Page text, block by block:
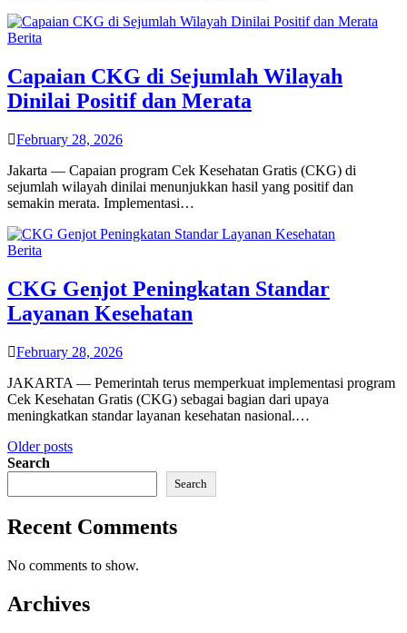
Berita
Capaian CKG di Sejumlah Wilayah
Dinilai Positif dan Merata
February 28, 2026
Jakarta — Capaian program Cek Kesehatan Gratis (CKG) di
sejumlah wilayah dinilai menunjukkan hasil yang positif dan
semakin merata. Implementasi…
Berita
CKG Genjot Peningkatan Standar
Layanan Kesehatan
February 28, 2026
JAKARTA — Pemerintah terus memperkuat implementasi program
Cek Kesehatan Gratis (CKG) sebagai bagian dari upaya
meningkatkan standar layanan kesehatan nasional.…
Posts
navigation
Older posts
Search
Search
Recent Comments
No comments to show.
Archives